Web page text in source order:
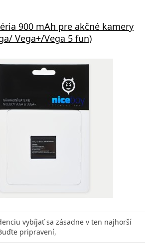
900 mAh pre akčné kamery
Vega+/Vega 5 fun)
vybíjať sa zásadne v ten najhorší
pripravení,